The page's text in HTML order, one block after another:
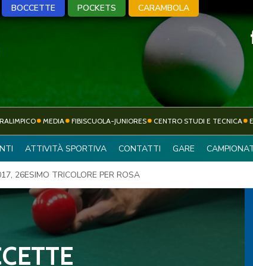
SPORTIVE
ATTIVITÀ
SPORTIVA
CARAMBOLA
BOCCETTE POCKETS CARAMBOLA
MEDIA FIBISCUOLA-JUNIORES CENTRO STUDI E TECNICA
ATTIVITÀ SPORTIVA CONTATTI GARE
26ESIMO TRICOLORE PER ROSA